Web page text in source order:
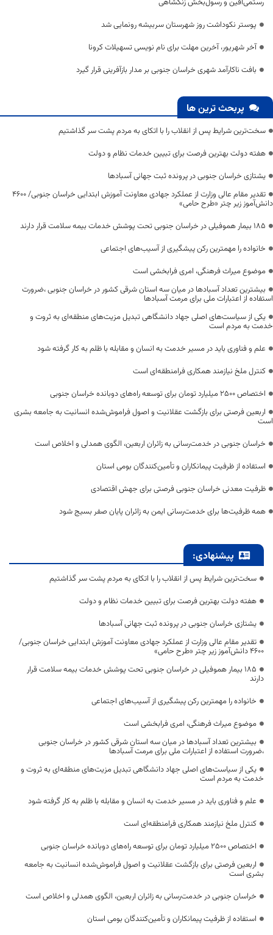
رستمی‌افین و رسول‌بخش زنگشاهی
پوستر نکوداشت روز شهرستان سربیشه رونمایی شد
آخر شهریور، آخرین مهلت برای نام نویسی تسهیلات کرونا
بافت ناکارآمد شهری خراسان جنوبی بر مدار بازآفرینی قرار گیرد
پربحث ترین ها
سخت‌ترین شرایط پس از انقلاب را با اتکای به مردم پشت سر گذاشتیم
هفته دولت بهترین فرصت برای تبیین خدمات نظام و دولت
یشتازی خراسان جنوبی در پرونده ثبت جهانی آسبادها
تقدیر مقام عالی وزارت از عملکرد جهادی معاونت آموزش ابتدایی خراسان جنوبی/ ۴۶۰۰
دانش‌آموز زیر چتر «طرح حامی»
۱۸۵ بیمار هموفیلی در خراسان جنوبی تحت پوشش خدمات بیمه سلامت قرار دارند
خانواده را مهمترین رکن پیشگیری از آسیب‌های اجتماعی
موضوع میراث فرهنگی، امری فرابخشی است
بیشترین تعداد آسبادها در میان سه استان شرقی کشور در خراسان جنوبی ،ضرورت
استفاده از اعتبارات ملی برای مرمت آسبادها
یکی از سیاست‌های اصلی جهاد دانشگاهی تبدیل مزیت‌های منطقه‌ای به ثروت و
خدمت به مردم است
علم و فناوری باید در مسیر خدمت به انسان و مقابله با ظلم به کار گرفته شود
کنترل ملخ نیازمند همکاری فرامنطقه‌ای است
اختصاص 2500 میلیارد تومان برای توسعه راه‌های دوبانده خراسان جنوبی
اربعین فرصتی برای بازگشت عقلانیت و اصول فراموش‌شده انسانیت به جامعه بشری
است
خراسان جنوبی در خدمت‌رسانی به زائران اربعین، الگوی همدلی و اخلاص است
استفاده از ظرفیت پیمانکاران و تأمین‌کنندگان بومی استان
ظرفیت معدنی خراسان جنوبی فرصتی برای جهش اقتصادی
همه ظرفیت‌ها برای خدمت‌رسانی ایمن به زائران پایان صفر بسیج شود
پیشنهادی:
سخت‌ترین شرایط پس از انقلاب را با اتکای به مردم پشت سر گذاشتیم
هفته دولت بهترین فرصت برای تبیین خدمات نظام و دولت
یشتازی خراسان جنوبی در پرونده ثبت جهانی آسبادها
تقدیر مقام عالی وزارت از عملکرد جهادی معاونت آموزش ابتدایی خراسان جنوبی/
۴۶۰۰ دانش‌آموز زیر چتر «طرح حامی»
۱۸۵ بیمار هموفیلی در خراسان جنوبی تحت پوشش خدمات بیمه سلامت قرار
دارند
خانواده را مهمترین رکن پیشگیری از آسیب‌های اجتماعی
موضوع میراث فرهنگی، امری فرابخشی است
بیشترین تعداد آسبادها در میان سه استان شرقی کشور در خراسان جنوبی
،ضرورت استفاده از اعتبارات ملی برای مرمت آسبادها
یکی از سیاست‌های اصلی جهاد دانشگاهی تبدیل مزیت‌های منطقه‌ای به ثروت و
خدمت به مردم است
علم و فناوری باید در مسیر خدمت به انسان و مقابله با ظلم به کار گرفته شود
کنترل ملخ نیازمند همکاری فرامنطقه‌ای است
اختصاص 2500 میلیارد تومان برای توسعه راه‌های دوبانده خراسان جنوبی
اربعین فرصتی برای بازگشت عقلانیت و اصول فراموش‌شده انسانیت به جامعه
بشری است
خراسان جنوبی در خدمت‌رسانی به زائران اربعین، الگوی همدلی و اخلاص است
استفاده از ظرفیت پیمانکاران و تأمین‌کنندگان بومی استان